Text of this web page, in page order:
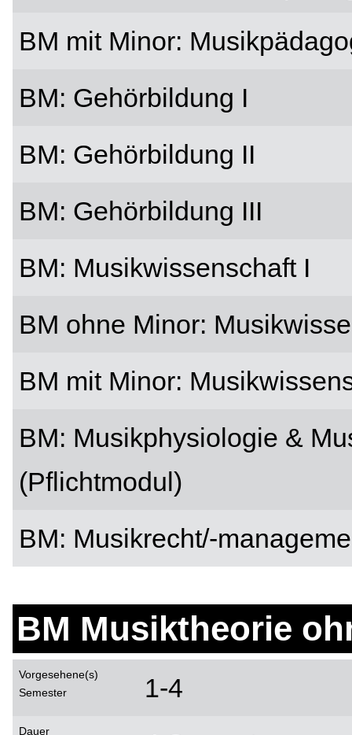
BM mit Minor:
BM: Gehörbildung I
BM: Gehörbildung II
BM: Gehörbildung III
BM: Musikwissenschaft I
BM ohne Minor:
BM mit Minor:
BM: Musikphysiologie &
(Pflichtmodul)
BM: Musikrecht/-
BM Musiktheorie
Vorgesehene(s)
Semester
1-4
Dauer